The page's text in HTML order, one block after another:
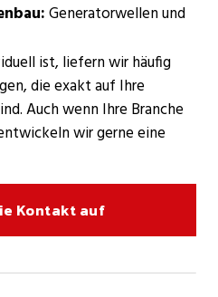
Generatorwellen und
ist, liefern wir häufig
die exakt auf Ihre
Auch wenn Ihre Branche
wir gerne eine
Kontakt auf